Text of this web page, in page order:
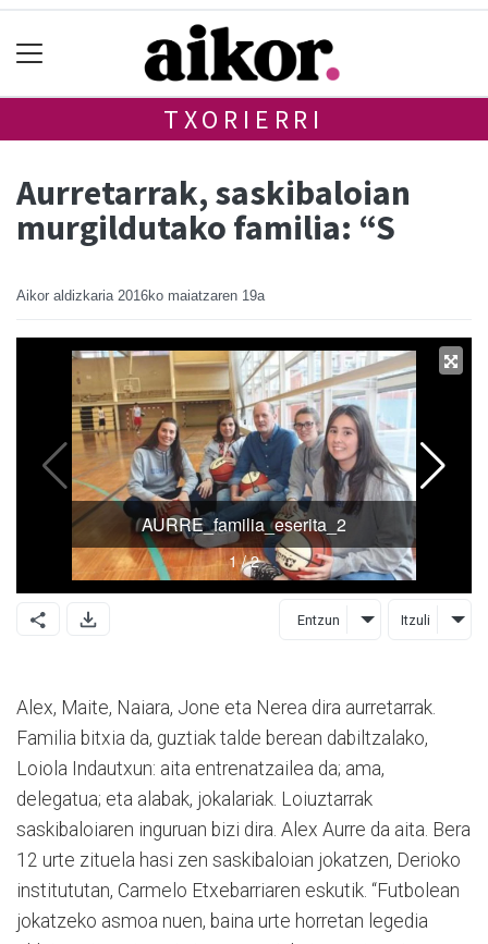
TXORIERRI
Aurretarrak, saskibaloian
murgildutako familia: “S
Aikor aldizkaria 2016ko maiatzaren 19a
Entzun Itzuli
Alex, Maite, Naiara, Jone eta Nerea dira aurretarrak.
Familia bitxia da, guztiak talde berean dabiltzalako,
Loiola Indautxun: aita entrenatzailea da; ama,
delegatua; eta alabak, jokalariak. Loiuztarrak
saskibaloiaren inguruan bizi dira. Alex Aurre da aita. Bera
12 urte zituela hasi zen saskibaloian jokatzen, Derioko
institututan, Carmelo Etxebarriaren eskutik. “Futbolean
jokatzeko asmoa nuen, baina urte horretan legedia